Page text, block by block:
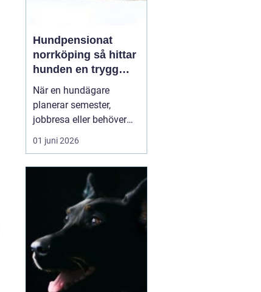
Hundpensionat
norrköping så hittar
hunden en trygg
och aktiv semester
När en hundägare
planerar semester,
jobbresa eller behöver
avlastning under en
period, blir frågan
hand om hunden? För
många i Östergötland är
ett hundpensionat
Norrköpi...
01 juni 2026